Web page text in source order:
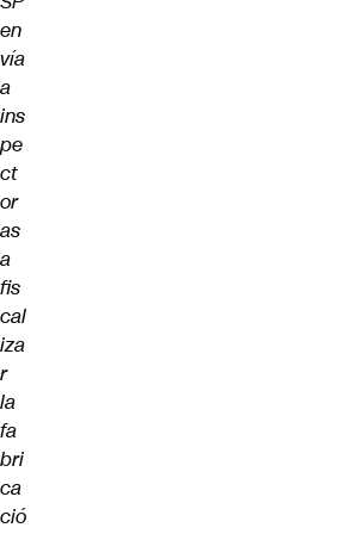
en
vía
a
ins
pe
ct
or
as
a
fis
cal
iza
r
la
fa
bri
ca
ció